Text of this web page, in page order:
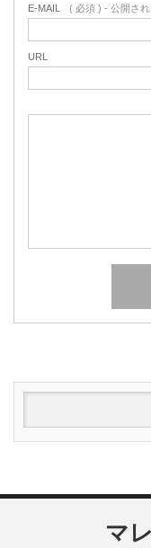
E-MAIL ( 必須 ) - 公開さ
URL
マ